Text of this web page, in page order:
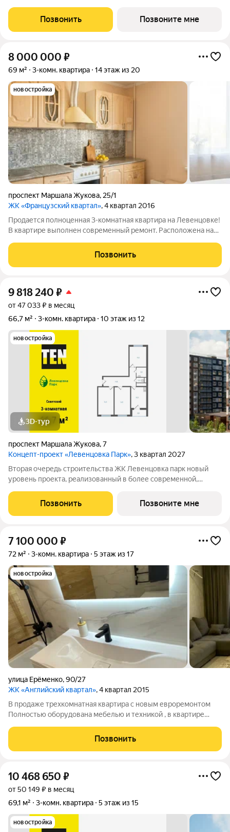
Аске. Серия масштабных произведений на фасадах,
выполненных художником с мировым именем
Позвонить Позвоните мне
8 000 000 ₽
69 м² 3-комн. квартира 14 этаж из 20
новостройка
проспект Маршала Жукова, 25/1
ЖК «Французский квартал», 4 квартал 2016
Продается полноценная 3-комнатная квaртиpа нa Левенцовке!
В квартире выполнен современный ремонт. Расположена на
Большая часть мебели и техники остается в квартире. В
квартире имеется балкон.
Позвонить
9 818 240 ₽
от 47 033 ₽ в месяц
66,7 м²
3-комн. квартира 10 этаж из 12
новостройка
3D-тур
проспект Маршала Жукова,7
Концепт-проект «Левенцовка Парк», 3 квартал 2027
Вторая очередь строительства ЖК Левенцовка парк новый
уровень проекта, реализованный в более современной,
жителях комплекса. Мы полностью изменили подход к
организации пространства для
Позвонить Позвоните мне
7 100 000 ₽
72 м² 3-комн. квартира 5 этаж из 17
новостройка
улица Ерёменко,90/27
ЖК «Английский квартал», 4 квартал 2015
В продаже трехкомнатная квартира с новым евроремонтом
Полностью оборудована мебелью и техникой , в квартире
на руках показ в любое время Номер объекта по каталогу
202422
Позвонить
10 468 650 ₽
от 50 149 ₽ в месяц
69,1 м²
3-комн. квартира 5 этаж из 15
новостройка